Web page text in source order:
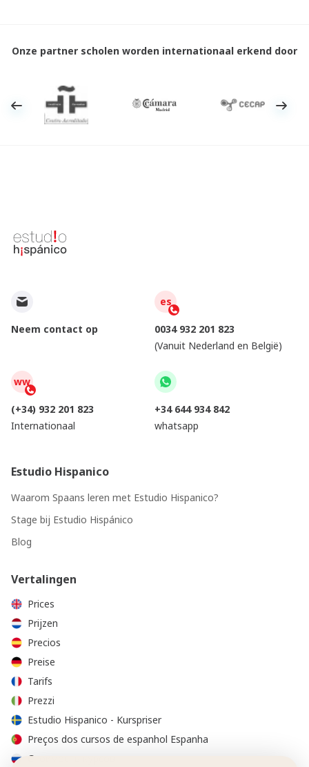
Onze partner scholen worden internationaal erkend door
Neem contact op
es
0034 932 201 823
(Vanuit Nederland en België)
ww
(+34) 932 201 823
Internationaal
+34 644 934 842
whatsapp
Estudio Hispanico
Waarom Spaans leren met Estudio Hispanico?
Stage bij Estudio Hispánico
Blog
Vertalingen
Prices
Prijzen
Precios
Preise
Tarifs
Prezzi
Estudio Hispanico - Kurspriser
Preços dos cursos de espanhol Espanha
Стоимость курсов